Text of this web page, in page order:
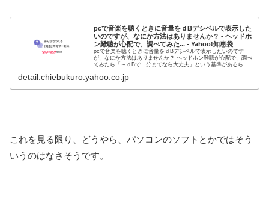
pcで音楽を聴くときに音量をｄBデシベルで表示した
いのですが、なにか方法はありませんか？ - ヘッドホ
ン難聴が心配で、調べてみた... - Yahoo!知恵袋
pcで音楽を聴くときに音量をｄBデシベルで表示したいのです
が、なにか方法はありませんか？ ヘッドホン難聴が心配で、調べ
てみたら「～ｄBで…分までなら大丈夫」という基準があるらし
フリー...
detail.chiebukuro.yahoo.co.jp
これを見る限り、どうやら、パソコンのソフトとかではそう
いうのはなさそうです。